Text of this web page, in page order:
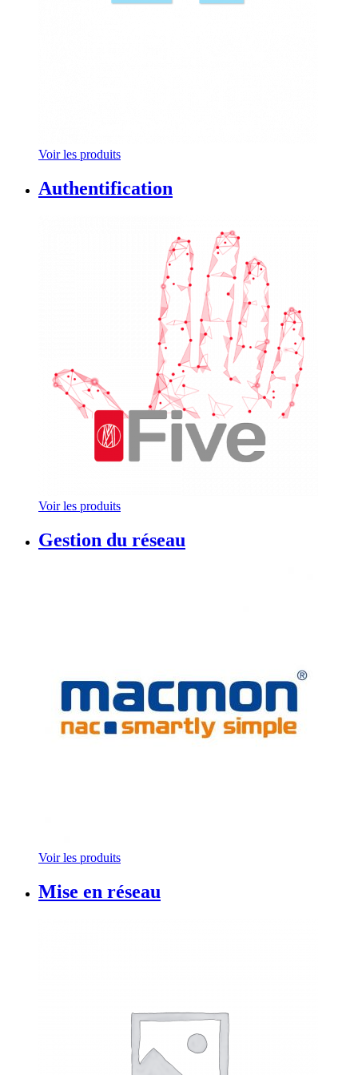
Voir les produits
Authentification
Voir les produits
Gestion du réseau
Voir les produits
Mise en réseau